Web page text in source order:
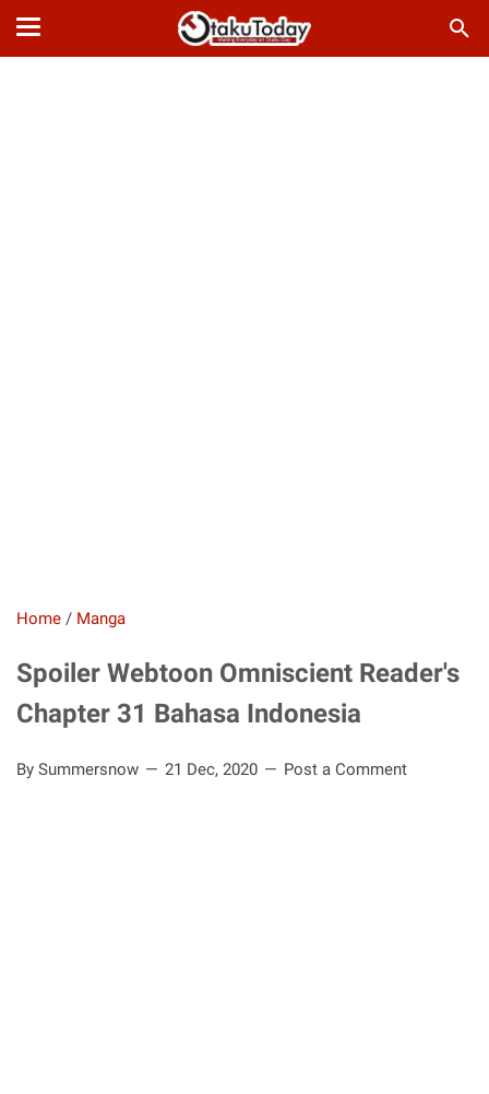
Home / Manga
Spoiler Webtoon Omniscient Reader's
Chapter 31 Bahasa Indonesia
By Summersnow 21 Dec, 2020 Post a Comment